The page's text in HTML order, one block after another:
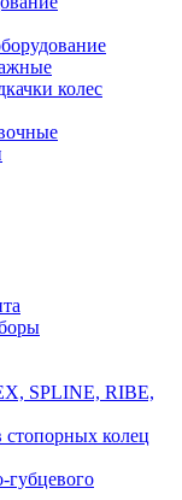
колес
SPLINE, RIBE,
колец